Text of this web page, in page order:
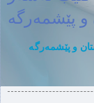
پێشمەرگە
و پێشمەرگە